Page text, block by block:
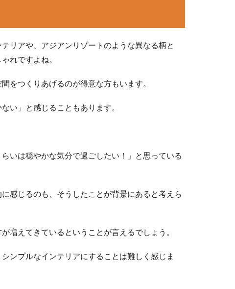
リアや、アジアンリゾートのような異なる柄と
れですよね。
をつくりあげるのが得意な方もいます。
い」と感じることもあります。
いは穏やかな気分で過ごしたい！」と思っている
感じるのも、そうしたことが背景にあると考えら
増えてきているということが言えるでしょう。
ンプルなインテリアにすることは難しく感じま